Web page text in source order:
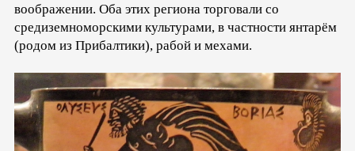
воображении. Оба этих региона торговали со
средиземноморскими культурами, в частности янтарём
(родом из Прибалтики), рабой и мехами.